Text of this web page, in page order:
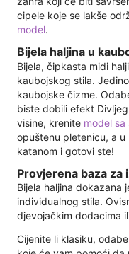
cipele koje se lakše
model.
Bijela haljina u
Bijela, čipkasta midi
kaubojskog stila.
kaubojske čizme.
biste dobili efekt
visine, krenite model sa
opuštenu pletenicu, a
katanom i gotovi ste!
Provjerena baza za
Bijela haljina dokazana
individualnog stila.
djevojačkim dodacima
Cijenite li klasiku,